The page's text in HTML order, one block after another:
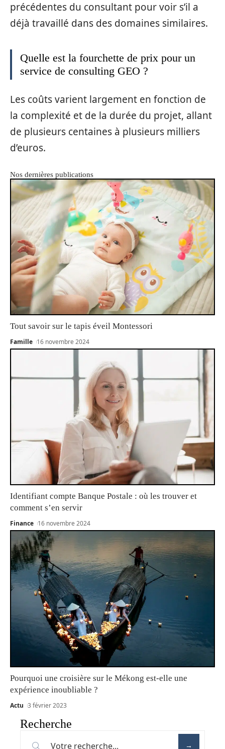
précédentes du consultant pour voir s’il a
déjà travaillé dans des domaines similaires.
Quelle est la fourchette de prix pour un
service de consulting GEO ?
Les coûts varient largement en fonction de
la complexité et de la durée du projet, allant
de plusieurs centaines à plusieurs milliers
d’euros.
Nos dernières publications
Tout savoir sur le tapis éveil Montessori
Famille 16 novembre 2024
Identifiant compte Banque Postale : où les trouver et
comment s’en servir
Finance 16 novembre 2024
Pourquoi une croisière sur le Mékong est-elle une
expérience inoubliable ?
Actu 3 février 2023
Recherche